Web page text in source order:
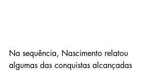
Na sequência, Nascimento relatou
algumas das conquistas alcançadas